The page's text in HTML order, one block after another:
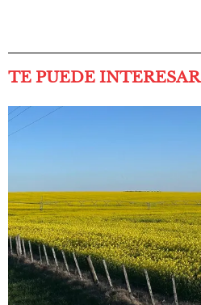
TE PUEDE INTERESAR